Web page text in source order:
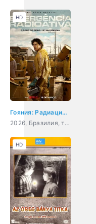
Гояния: Радиационная авария
2026, Бразилия, триллер, драма, история
HD
HD